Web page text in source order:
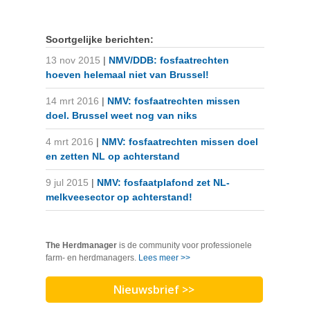
Soortgelijke berichten:
13 nov 2015 | NMV/DDB: fosfaatrechten
hoeven helemaal niet van Brussel!
14 mrt 2016 | NMV: fosfaatrechten missen
doel. Brussel weet nog van niks
4 mrt 2016 | NMV: fosfaatrechten missen doel
en zetten NL op achterstand
9 jul 2015 | NMV: fosfaatplafond zet NL-
melkveesector op achterstand!
The Herdmanager is de community voor professionele
farm- en herdmanagers. Lees meer >>
Nieuwsbrief >>